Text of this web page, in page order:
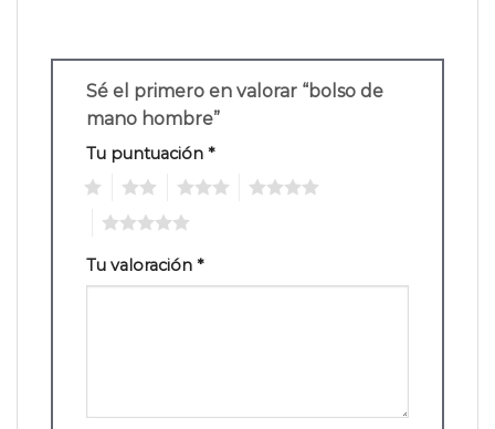
Sé el primero en valorar “bolso de
mano hombre”
Tu puntuación *
Tu valoración *